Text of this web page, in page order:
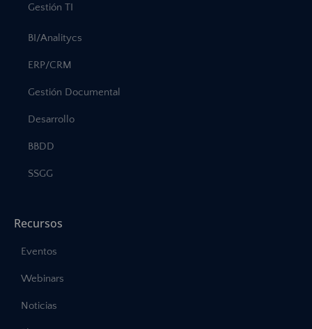
Gestión TI
BI/Analitycs
ERP/CRM
Gestión Documental
Desarrollo
BBDD
SSGG
Recursos
Eventos
Webinars
Noticias